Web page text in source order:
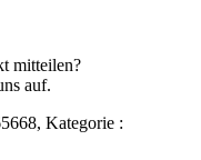
mitteilen?
auf.
Kategorie :